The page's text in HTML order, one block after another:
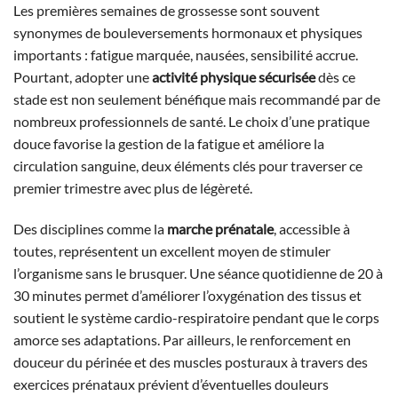
Les premières semaines de grossesse sont souvent
synonymes de bouleversements hormonaux et physiques
importants : fatigue marquée, nausées, sensibilité accrue.
Pourtant, adopter uneactivité physique sécuriséedès ce
stade est non seulement bénéfique mais recommandé par de
nombreux professionnels de santé. Le choix d’une pratique
douce favorise la gestion de la fatigue et améliore la
circulation sanguine, deux éléments clés pour traverser ce
premier trimestre avec plus de légèreté.
Des disciplines comme la marche prénatale, accessible à
toutes, représentent un excellent moyen de stimuler
l’organisme sans le brusquer. Une séance quotidienne de 20 à
30 minutes permet d’améliorer l’oxygénation des tissus et
soutient le système cardio-respiratoire pendant que le corps
amorce ses adaptations. Par ailleurs, le renforcement en
douceur du périnée et des muscles posturaux à travers des
exercices prénataux prévient d’éventuelles douleurs